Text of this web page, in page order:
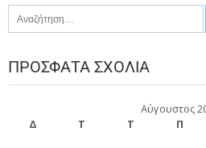
ΠΡΌΣΦΑΤΑ ΣΧΌΛΙΑ
Αύγουστος
Δ
Τ Τ Π